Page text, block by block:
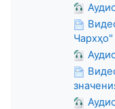
Чархҳо"